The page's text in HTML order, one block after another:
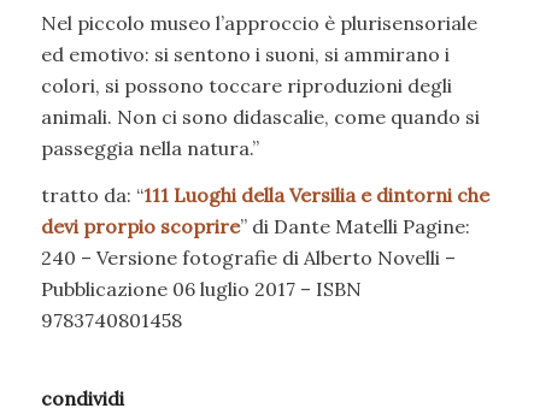
Nel piccolo museo l’approccio è plurisensoriale
ed emotivo: si sentono i suoni, si ammirano i
colori, si possono toccare riproduzioni degli
animali. Non ci sono didascalie, come quando si
passeggia nella natura.”
tratto da: “111 Luoghi della Versilia e dintorni che
devi prorpio scoprire” di Dante Matelli Pagine:
240 – Versione fotografie di Alberto Novelli –
Pubblicazione 06 luglio 2017 – ISBN
9783740801458
condividi